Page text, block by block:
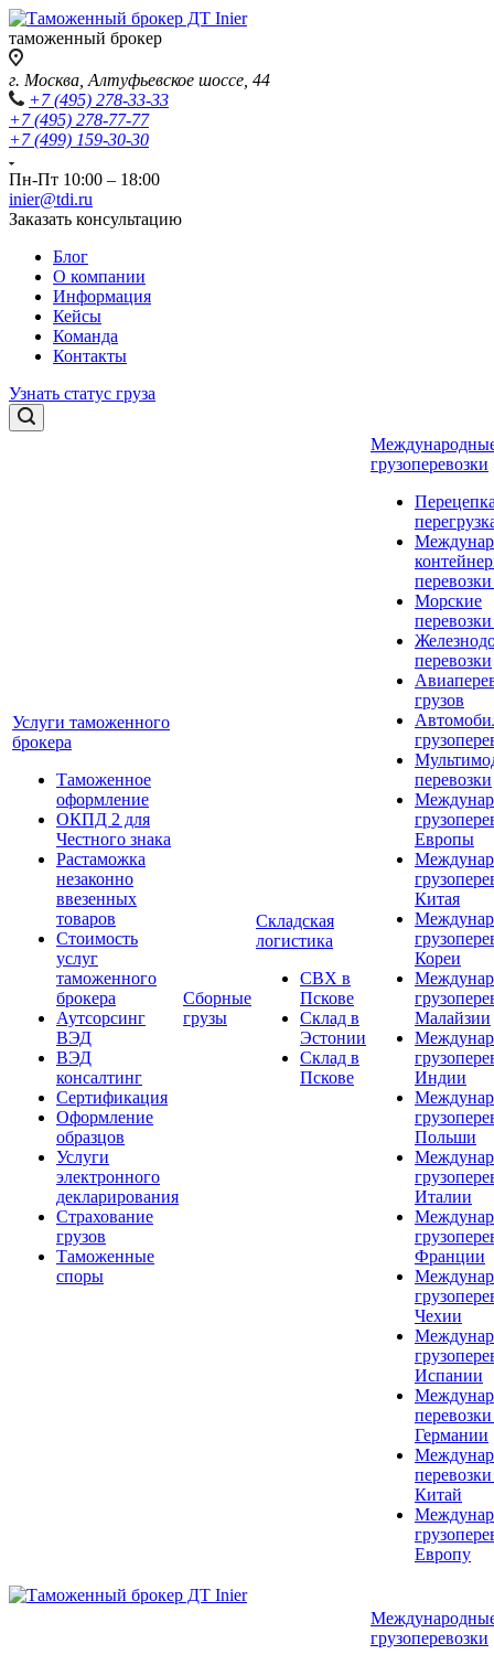
таможенный брокер
г. Москва, Алтуфьевское шоссе, 44
+7 (495) 278-33-33
+7 (495) 278-77-77
+7 (499) 159-30-30
Пн-Пт 10:00 – 18:00
inier@tdi.ru
Заказать консультацию
Блог
О компании
Информация
Кейсы
Команда
Контакты
Узнать статус груза
Услуги таможенного
брокера
Таможенное
оформление
ОКПД 2 для
Честного знака
Растаможка
незаконно
ввезенных
товаров
Стоимость
услуг
таможенного
брокера
Аутсорсинг
ВЭД
ВЭД
консалтинг
Сертификация
Оформление
образцов
Услуги
электронного
декларирования
Страхование
грузов
Таможенные
споры
Сборные
грузы
Складская
логистика
СВХ в
Пскове
Склад в
Эстонии
Склад в
Пскове
грузоперевозки
Морские
перевозки
грузов
перевозки
Европы
Китая
Кореи
Малайзии
Индии
Польши
Италии
Франции
Чехии
Испании
Германии
Китай
Европу
грузоперевозки